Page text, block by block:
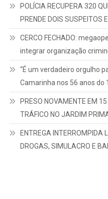
POLÍCIA RECUPERA 320
PRENDE DOIS SUSPEITOS
CERCO FECHADO:
integrar organização
“É um verdadeiro orgulho
Camarinha nos 56 anos do
PRESO NOVAMENTE EM
TRÁFICO NO JARDIM
ENTREGA INTERROMPIDA
DROGAS, SIMULACRO E